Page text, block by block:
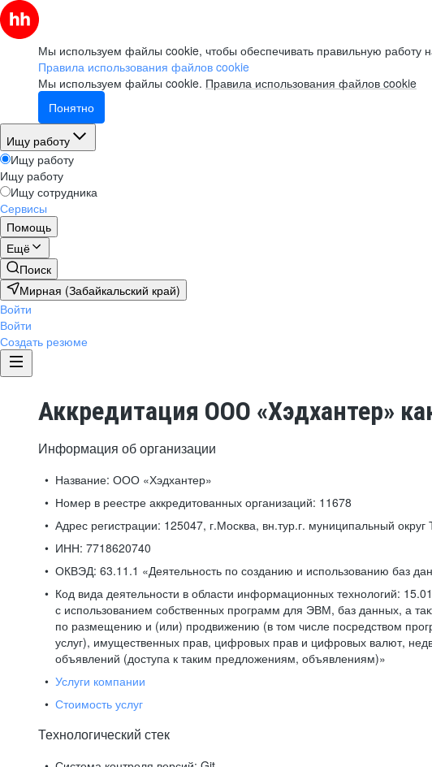
Мы используем файлы cookie, чтобы обеспечивать правильную работу
Правила использования файлов cookie
Мы используем файлы cookie. Правила использования файлов cookie
Понятно
Ищу работу
Ищу работу
Ищу работу
Ищу сотрудника
Сервисы
Помощь
Ещё
Поиск
Мирная (Забайкальский край)
Войти
Войти
Создать резюме
Аккредитация ООО «Хэдхантер»
Информация об организации
Название: ООО «Хэдхантер»
Номер в реестре аккредитованных организаций: 11678
Адрес регистрации: 125047, г.Москва, вн.тур.г. муниципальный
ИНН: 7718620740
ОКВЭД: 63.11.1 «Деятельность по созданию и использованию баз
Код вида деятельности в области информационных технологий:
с использованием собственных программ для ЭВМ, баз данных, а
по размещению и (или) продвижению (в том числе посредством
услуг), имущественных прав, цифровых прав и цифровых валют,
объявлений (доступа к таким предложениям, объявлениям)»
Услуги компании
Стоимость услуг
Технологический стек